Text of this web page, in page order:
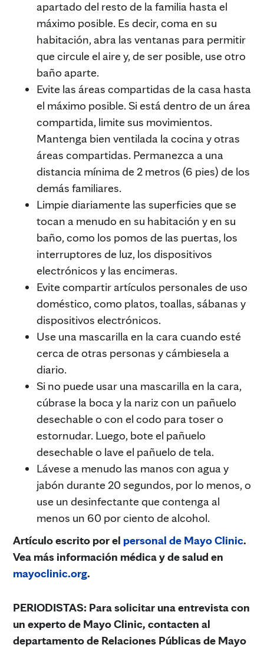
apartado del resto de la familia hasta el
máximo posible. Es decir, coma en su
habitación, abra las ventanas para permitir
que circule el aire y, de ser posible, use otro
baño aparte.
Evite las áreas compartidas de la casa hasta
el máximo posible. Si está dentro de un área
compartida, limite sus movimientos.
Mantenga bien ventilada la cocina y otras
áreas compartidas. Permanezca a una
distancia mínima de 2 metros (6 pies) de los
demás familiares.
Limpie diariamente las superficies que se
tocan a menudo en su habitación y en su
baño, como los pomos de las puertas, los
interruptores de luz, los dispositivos
electrónicos y las encimeras.
Evite compartir artículos personales de uso
doméstico, como platos, toallas, sábanas y
dispositivos electrónicos.
Use una mascarilla en la cara cuando esté
cerca de otras personas y cámbiesela a
diario.
Si no puede usar una mascarilla en la cara,
cúbrase la boca y la nariz con un pañuelo
desechable o con el codo para toser o
estornudar. Luego, bote el pañuelo
desechable o lave el pañuelo de tela.
Lávese a menudo las manos con agua y
jabón durante 20 segundos, por lo menos, o
use un desinfectante que contenga al
menos un 60 por ciento de alcohol.
Artículo escrito por el personal de Mayo Clinic.
Vea más información médica y de salud en
mayoclinic.org.
PERIODISTAS: Para solicitar una entrevista con
un experto de Mayo Clinic, contacten al
departamento de Relaciones Públicas de Mayo